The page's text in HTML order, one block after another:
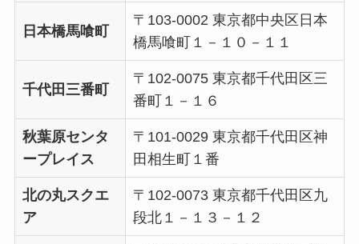
日本橋馬喰町
〒103-0002 東京都中央区日本
橋馬喰町１－１０－１１
千代田三番町
〒102-0075 東京都千代田区三
番町１－１６
秋葉原センタ
ープレイス
〒101-0029 東京都千代田区神
田相生町１番
北の丸スクエ
ア
〒102-0073 東京都千代田区九
段北１－１３－１２